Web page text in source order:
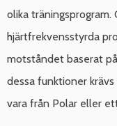
olika
hjärtfrekvensstyrda
motståndet baserat
dessa funktioner
vara från Polar eller